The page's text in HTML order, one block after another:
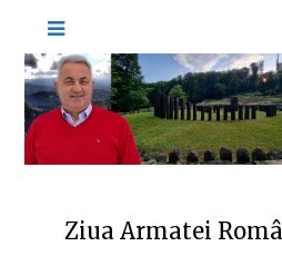
Ziua Armatei